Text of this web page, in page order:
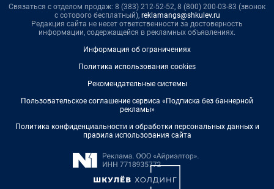
Связаться с отделом продаж: 8 (383) 212-52-52, 8 (800) 200-03-83 (звонок
с сотового бесплатный), reklamangs@shkulev.ru
Редакция сайта не несет ответственности за достоверность
информации, содержащейся в рекламных объявлениях.
Информация об ограничениях
Политика использования cookies
Рекомендательные системы
Пользовательское соглашение сервиса «Подписка без баннерной
рекламы»
Политика конфиденциальности и обработки персональных данных и
правила использования сайта